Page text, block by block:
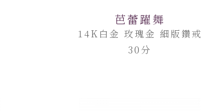
芭蕾躍舞
14K白金 玫瑰金 細版鑽戒
30分